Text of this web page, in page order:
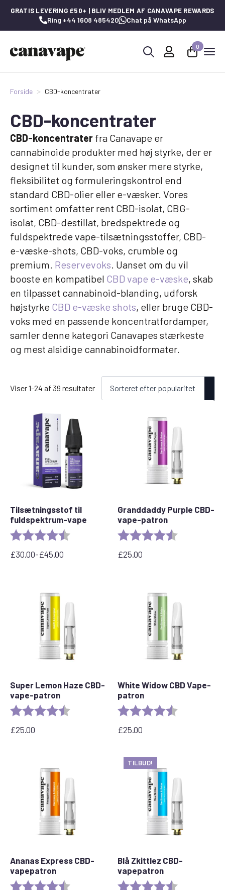
GRATIS LEVERING £50+ | BLIV MEDLEM AF CANAVAPE REWARDS
Ring +44 1608 485420 Chat på WhatsApp
0
Forside CBD-koncentrater
CBD-koncentrater
CBD-koncentrater fra Canavape er
cannabinoide produkter med høj styrke, der er
designet til kunder, som ønsker mere styrke,
fleksibilitet og formuleringskontrol end
standard CBD-olier eller e-væsker. Vores
sortiment omfatter rent CBD-isolat, CBG-
isolat, CBD-destillat, bredspektrede og
fuldspektrede vape-tilsætningsstoffer, CBD-
e-væske-shots, CBD-voks, crumble og
premium. Reservevoks. Uanset om du vil
booste en kompatibel CBD vape e-væske, skab
en tilpasset cannabinoid-blanding, udforsk
højstyrke CBD e-væske shots, eller bruge CBD-
voks med en passende koncentratfordamper,
samler denne kategori Canavapes stærkeste
og mest alsidige cannabinoidformater.
Viser 1-24 af 39 resultaterSorteret
efter
Tilsætningsstof til
fuldspektrum-vape
Bedømmelse: 4,6 ud af 5 stjerner
£30.00-£45.00
Prisinterval:
Granddaddy Purple CBD-
vape-patron
Bedømmelse:
£25.00
Super Lemon Haze CBD-
vape-patron
Bedømmelse: 4,6 ud af 5 stjerner
£25.00
White Widow CBD Vape-
patron
Bedømmelse:
£25.00
Ananas Express CBD-
vapepatron
Bedømmelse: 4,6 ud af 5 stjerner
TILBUD!
Blå Zkittlez CBD-
vapepatron
Bedømmelse: